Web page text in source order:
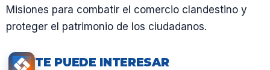
Misiones para combatir el comercio clandestino y
proteger el patrimonio de los ciudadanos.
TE PUEDE INTERESAR